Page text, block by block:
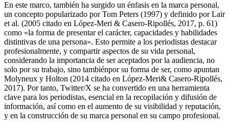
En este marco, también ha surgido un énfasis en la marca personal,
un concepto popularizado por Tom Peters (1997) y definido por Lair
et al. (2005 citado en López-Meri & Casero-Ripollés, 2017, p. 61)
como «la forma de presentar el carácter, capacidades y habilidades
distintivas de una persona». Esto permite a los periodistas destacar
profesionalmente, y compartir aspectos de su vida personal,
considerando la importancia de ser aceptados por la audiencia, no
solo por su trabajo, sino tambiénpor su forma de ser, como apuntan
Molyneux y Holton (2014 citado en López-Meri& Casero-Ripollés,
2017). Por tanto, Twitter/X se ha convertido en una herramienta
clave para los periodistas, esencial en la recopilación y difusión de
información, así como en el aumento de su visibilidad y reputación,
y en la construcción de su marca personal en su campo profesional.